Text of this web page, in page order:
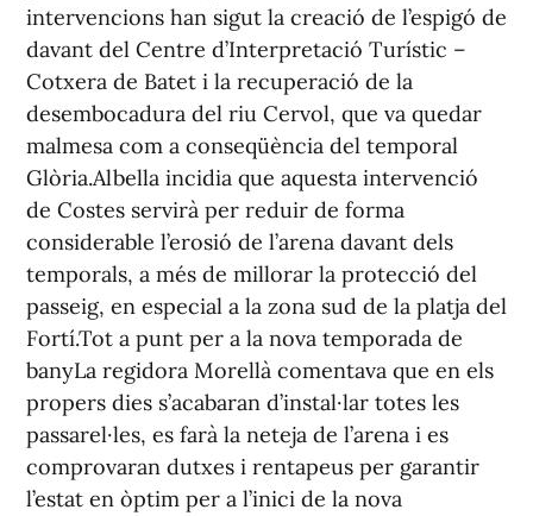
intervencions han sigut la creació de l’espigó de
davant del Centre d’Interpretació Turístic –
Cotxera de Batet i la recuperació de la
desembocadura del riu Cervol, que va quedar
malmesa com a conseqüència del temporal
Glòria.Albella incidia que aquesta intervenció
de Costes servirà per reduir de forma
considerable l’erosió de l’arena davant dels
temporals, a més de millorar la protecció del
passeig, en especial a la zona sud de la platja del
Fortí.Tot a punt per a la nova temporada de
banyLa regidora Morellà comentava que en els
propers dies s’acabaran d’instal·lar totes les
passarel·les, es farà la neteja de l’arena i es
comprovaran dutxes i rentapeus per garantir
l’estat en òptim per a l’inici de la nova